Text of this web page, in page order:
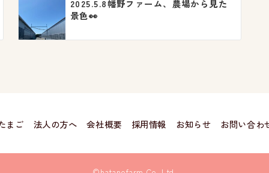
2025.5.8幡野ファーム、農場から見た
景色👀
まご 法人の方へ 会社概要 採用情報 お知らせ お問い合わ